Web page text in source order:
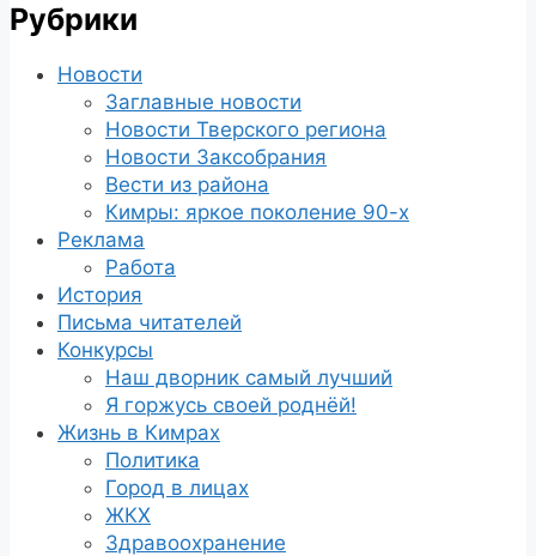
Рубрики
Новости
Заглавные новости
Новости Тверского региона
Новости Заксобрания
Вести из района
Кимры: яркое поколение 90-х
Реклама
Работа
История
Письма читателей
Конкурсы
Наш дворник самый лучший
Я горжусь своей роднёй!
Жизнь в Кимрах
Политика
Город в лицах
ЖКХ
Здравоохранение